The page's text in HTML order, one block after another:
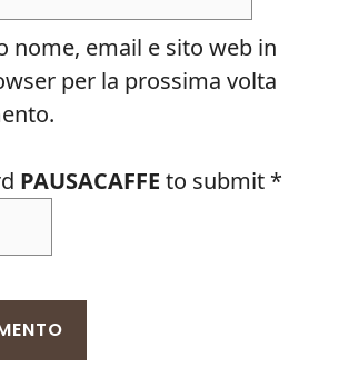
nome, email e sito web in
per la prossima volta
PAUSACAFFE to submit *